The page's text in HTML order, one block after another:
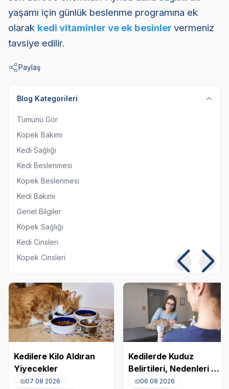
yaşamı için günlük beslenme programına ek
olarak kedi vitaminler ve ek besinler vermeniz
tavsiye edilir.
Paylaş
Blog Kategorileri
Tümünü Gör
Köpek Bakımı
Kedi Sağlığı
Kedi Beslenmesi
Köpek Beslenmesi
Kedi Bakımı
Genel Bilgiler
Köpek Sağlığı
Kedi Cinsleri
Köpek Cinsleri
Kedilere Kilo Aldıran
Yiyecekler
07 08 2026
Kedilerde Kuduz
Belirtileri, Nedenleri ve
Tedavi Yöntemleri
06 08 2026